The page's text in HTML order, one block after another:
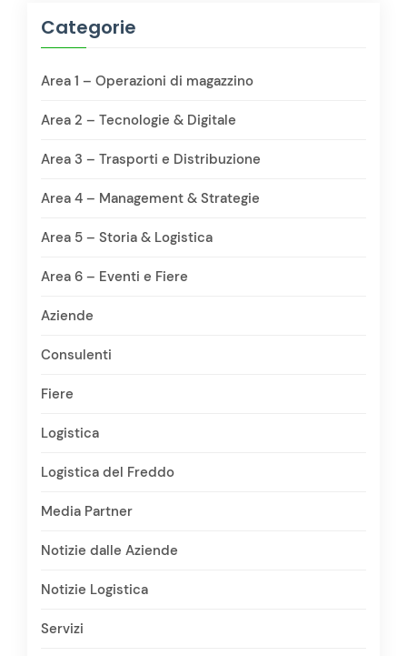
Categorie
Area 1 – Operazioni di magazzino
Area 2 – Tecnologie & Digitale
Area 3 – Trasporti e Distribuzione
Area 4 – Management & Strategie
Area 5 – Storia & Logistica
Area 6 – Eventi e Fiere
Aziende
Consulenti
Fiere
Logistica
Logistica del Freddo
Media Partner
Notizie dalle Aziende
Notizie Logistica
Servizi